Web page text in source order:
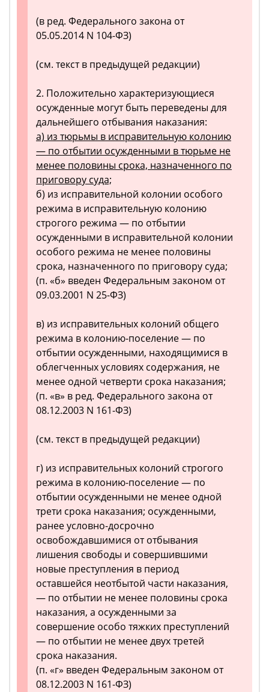
(в ред. Федерального закона от
05.05.2014 N 104-ФЗ)
(см. текст в предыдущей редакции)
2. Положительно характеризующиеся
осужденные могут быть переведены для
дальнейшего отбывания наказания:
а) из тюрьмы в исправительную колонию
— по отбытии осужденными в тюрьме не
менее половины срока, назначенного по
приговору суда;
б) из исправительной колонии особого
режима в исправительную колонию
строгого режима — по отбытии
осужденными в исправительной колонии
особого режима не менее половины
срока, назначенного по приговору суда;
(п. «б» введен Федеральным законом от
09.03.2001 N 25-ФЗ)
в) из исправительных колоний общего
режима в колонию-поселение — по
отбытии осужденными, находящимися в
облегченных условиях содержания, не
менее одной четверти срока наказания;
(п. «в» в ред. Федерального закона от
08.12.2003 N 161-ФЗ)
(см. текст в предыдущей редакции)
г) из исправительных колоний строгого
режима в колонию-поселение — по
отбытии осужденными не менее одной
трети срока наказания; осужденными,
ранее условно-досрочно
освобождавшимися от отбывания
лишения свободы и совершившими
новые преступления в период
оставшейся неотбытой части наказания,
— по отбытии не менее половины срока
наказания, а осужденными за
совершение особо тяжких преступлений
— по отбытии не менее двух третей
срока наказания.
(п. «г» введен Федеральным законом от
08.12.2003 N 161-ФЗ)